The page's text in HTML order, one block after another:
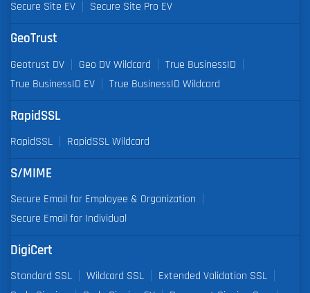
Secure Site EV
Secure Site Pro EV
GeoTrust
Geotrust DV Geo DV Wildcard
True BusinessID
True BusinessID EV
True BusinessID Wildcard
RapidSSL
RapidSSL RapidSSL Wildcard
S/MIME
Secure Email for Employee & Organization
Secure Email for Individual
DigiCert
Standard SSL Wildcard SSL
Extended Validation SSL